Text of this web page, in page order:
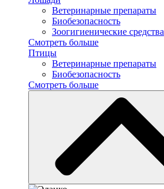
Ветеринарные препараты
Биобезопасность
Зоогигиенические средства
Смотреть больше
Птицы
Ветеринарные препараты
Биобезопасность
Смотреть больше